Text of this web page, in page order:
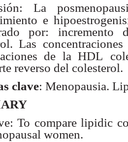
La
e
por:
Las
de la HDL
reverso del colesterol.
clave: Menopausia.
To compare lipidic
women.